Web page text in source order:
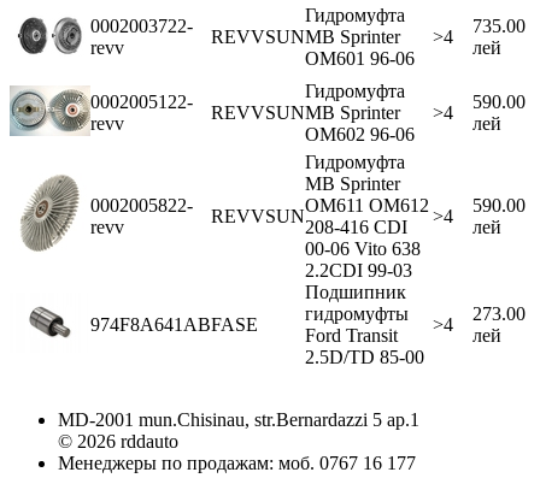
0002003722-
revv
REVVSUN
Гидромуфта
MB Sprinter
OM601 96-06
>4
735.00
лей
0002005122-
revv
REVVSUN
Гидромуфта
MB Sprinter
OM602 96-06
>4
590.00
лей
0002005822-
revv
REVVSUN
Гидромуфта
MB Sprinter
OM611 OM612
208-416 CDI
00-06 Vito 638
2.2CDI 99-03
>4
590.00
лей
974F8A641ABFASE
Подшипник
гидромуфты
Ford Transit
2.5D/TD 85-00
>4
273.00
лей
MD-2001 mun.Chisinau, str.Bernardazzi 5 ap.1
© 2026 rddauto
Менеджеры по продажам: моб. 0767 16 177